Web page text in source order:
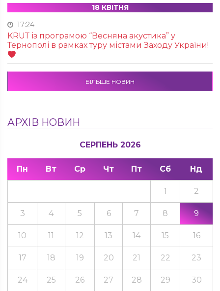
18 КВІТНЯ
17:24
KRUТ із програмою “Весняна акустика” у
Тернополі в рамках туру містами Заходу України!
БІЛЬШЕ НОВИН
АРХІВ НОВИН
СЕРПЕНЬ 2026
Пн Вт Ср Чт Пт Сб Нд
1 2
3 4 5 6 7 8 9
10 11 12 13 14 15 16
17 18 19 20 21 22 23
24 25 26 27 28 29 30